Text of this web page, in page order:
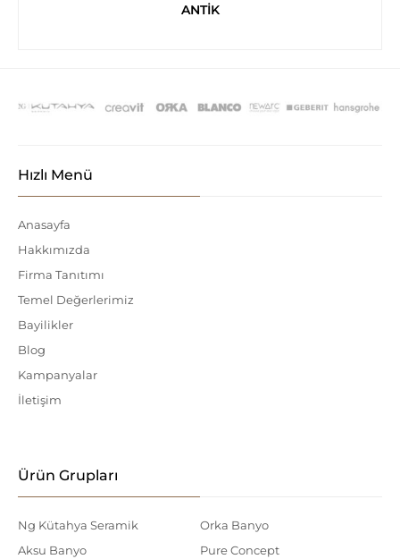
ANTİK
Hızlı Menü
Anasayfa
Hakkımızda
Firma Tanıtımı
Temel Değerlerimiz
Bayilikler
Blog
Kampanyalar
İletişim
Ürün Grupları
Ng Kütahya Seramik
Aksu Banyo
Orka Banyo
Pure Concept